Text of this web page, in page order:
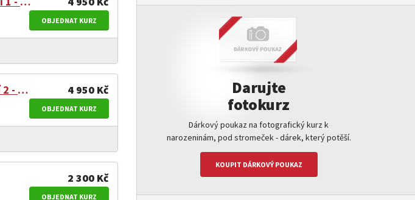
OBJEDNAT KURZ
Večerní škola fotografování 2 - pro mírně a středně pokročilé 4 950 Kč
OBJEDNAT KURZ
2 300 Kč
OBJEDNAT KURZ
Darujte
fotokurz
Dárkový poukaz na fotografický kurz k
narozeninám, pod stromeček - dárek, který potěší.
KOUPIT DÁRKOVÝ POUKAZ